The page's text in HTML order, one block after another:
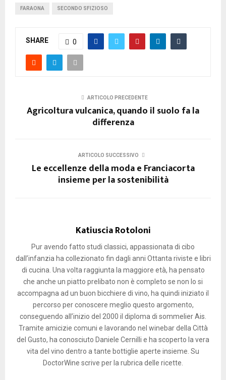
FARAONA SECONDO SFIZIOSO
SHARE 0
ARTICOLO PRECEDENTE
Agricoltura vulcanica, quando il suolo fa la
differenza
ARTICOLO SUCCESSIVO
Le eccellenze della moda e Franciacorta
insieme per la sostenibilità
Katiuscia Rotoloni
Pur avendo fatto studi classici, appassionata di cibo
dall’infanzia ha collezionato fin dagli anni Ottanta riviste e libri
di cucina. Una volta raggiunta la maggiore età, ha pensato
che anche un piatto prelibato non è completo se non lo si
accompagna ad un buon bicchiere di vino, ha quindi iniziato il
percorso per conoscere meglio questo argomento,
conseguendo all’inizio del 2000 il diploma di sommelier Ais.
Tramite amicizie comuni e lavorando nel winebar della Città
del Gusto, ha conosciuto Daniele Cernilli e ha scoperto la vera
vita del vino dentro a tante bottiglie aperte insieme. Su
DoctorWine scrive per la rubrica delle ricette.